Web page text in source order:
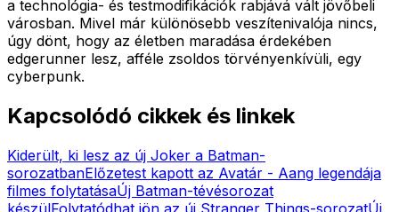
a technológia- és testmodifikációk rabjává vált jövőbeli
városban. Mivel már különösebb veszítenivalója nincs,
úgy dönt, hogy az életben maradása érdekében
edgerunner lesz, afféle zsoldos törvényenkívüli, egy
cyberpunk.
Kapcsolódó cikkek és linkek
Kiderült, ki lesz az új Joker a Batman-
sorozatbanElőzetest kapott az Avatár - Aang legendája
filmes folytatásaÚj Batman-tévésorozat
készülFolytatódhat jön az új Stranger Things-sorozatÚj